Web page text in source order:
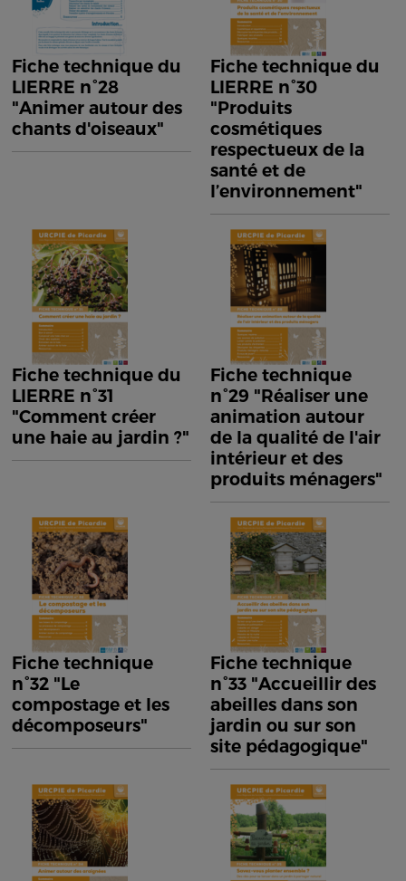
Fiche technique du
LIERRE n°28
"Animer autour des
chants d'oiseaux"
Fiche technique du
LIERRE n°30
"Produits
cosmétiques
respectueux de la
santé et de
l’environnement"
Fiche technique du
LIERRE n°31
"Comment créer
une haie au jardin ?"
Fiche technique
n°29 "Réaliser une
animation autour
de la qualité de l'air
intérieur et des
produits ménagers"
Fiche technique
n°32 "Le
compostage et les
décomposeurs"
Fiche technique
n°33 "Accueillir des
abeilles dans son
jardin ou sur son
site pédagogique"